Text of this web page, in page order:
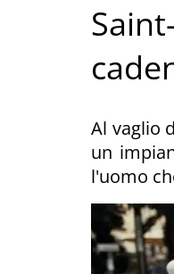
Al vaglio
un
l'uomo